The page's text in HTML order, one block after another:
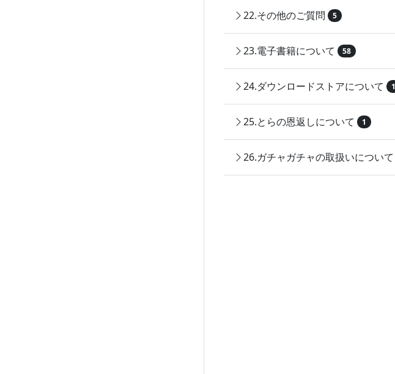
22.その他のご質問 5
23.電子書籍について 58
24.ダウンロードストアについて 1
25.とらの恩返しについて 1
26.ガチャガチャの取扱いについて